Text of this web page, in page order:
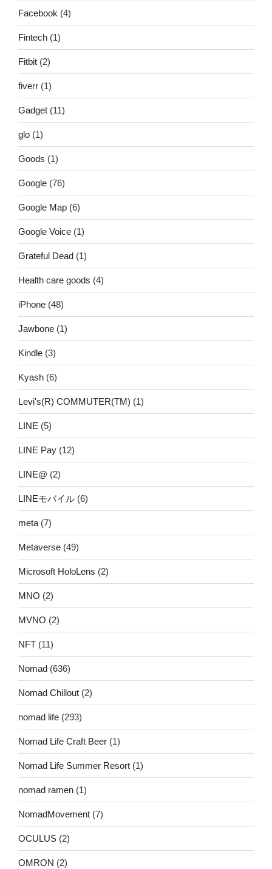
Facebook (4)
Fintech (1)
Fitbit (2)
fiverr (1)
Gadget (11)
glo (1)
Goods (1)
Google (76)
Google Map (6)
Google Voice (1)
Grateful Dead (1)
Health care goods (4)
iPhone (48)
Jawbone (1)
Kindle (3)
Kyash (6)
Levi's(R) COMMUTER(TM) (1)
LINE (5)
LINE Pay (12)
LINE@ (2)
LINEモバイル (6)
meta (7)
Metaverse (49)
Microsoft HoloLens (2)
MNO (2)
MVNO (2)
NFT (11)
Nomad (636)
Nomad Chillout (2)
nomad life (293)
Nomad Life Craft Beer (1)
Nomad Life Summer Resort (1)
nomad ramen (1)
NomadMovement (7)
OCULUS (2)
OMRON (2)